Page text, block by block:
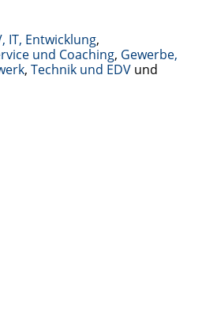
IT, Entwicklung,
und Coaching, Gewerbe,
,Technik und EDV und